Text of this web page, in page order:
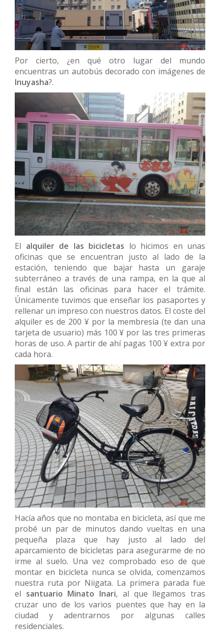
Por cierto, ¿en qué otro lugar del mundo
encuentras un autobús decorado con imágenes de
Inuyasha?.
El alquiler de las bicicletas lo hicimos en unas
oficinas que se encuentran justo al lado de la
estación, teniendo que bajar hasta un garaje
subterráneo a través de una rampa, en la que al
final están las oficinas para hacer el trámite.
Únicamente tuvimos que enseñar los pasaportes y
rellenar un impreso con nuestros datos. El coste del
alquiler es de 200 ¥ por la membresía (te dan una
tarjeta de usuario) más 100 ¥ por las tres primeras
horas de uso. A partir de ahí pagas 100 ¥ extra por
cada hora.
Hacía años que no montaba en bicicleta, así que me
probé un par de minutos dando vueltas en una
pequeña plaza que hay justo al lado del
aparcamiento de bicicletas para asegurarme de no
irme al suelo. Una vez comprobado eso de que
montar en bicicleta nunca se olvida, comenzamos
nuestra ruta por Niigata. La primera parada fue
el santuario Minato Inari, al que llegamos tras
cruzar uno de los varios puentes que hay en la
ciudad y adentrarnos por algunas calles
residenciales.